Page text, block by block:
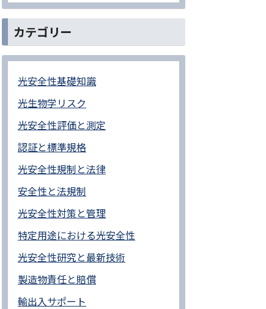
カテゴリー
光安全性基礎知識
光生物学リスク
光安全性評価と測定
認証と標準規格
光安全性規制と法律
安全性と法規制
光安全性対策と管理
特定用途における光安全性
光安全性研究と最新技術
製造物責任と賠償
輸出入サポート